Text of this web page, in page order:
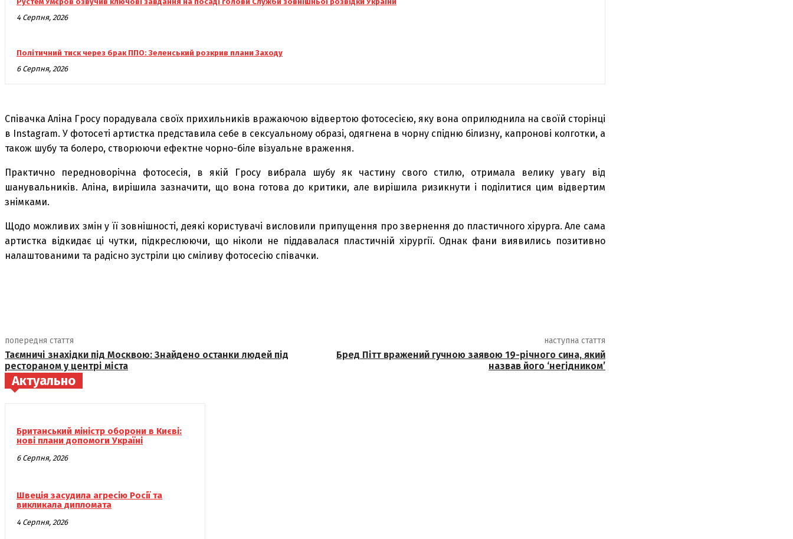
4 Серпня, 2026
Політичний тиск через брак ППО: Зеленський розкрив плани Заходу
6 Серпня, 2026
Співачка Аліна Гросу порадувала своїх прихильників вражаючою відвертою фотосесією, яку вона оприлюднила на своїй сторінці
в Instagram. У фотосеті артистка представила себе в сексуальному образі, одягнена в чорну спідню білизну, капронові колготки, а
також шубу та болеро, створюючи ефектне чорно-біле візуальне враження.
Практично передноворічна фотосесія, в якій Гросу вибрала шубу як частину свого стилю, отримала велику увагу від
шанувальників. Аліна, вирішила зазначити, що вона готова до критики, але вирішила ризикнути і поділитися цим відвертим
знімками.
Щодо можливих змін у її зовнішності, деякі користувачі висловили припущення про звернення до пластичного хірурга. Але сама
артистка відкидає ці чутки, підкреслюючи, що ніколи не піддавалася пластичній хірургії. Однак фани виявились позитивно
налаштованими та радісно зустріли цю сміливу фотосесію співачки.
попередня стаття
Таємничі знахідки під Москвою: Знайдено останки людей під
рестораном у центрі міста
наступна стаття
Бред Пітт вражений гучною заявою 19-річного сина, який
назвав його ‘негідником’
Актуально
Британський міністр оборони в Києві:
нові плани допомоги Україні
6 Серпня, 2026
Швеція засудила агресію Росії та
викликала дипломата
4 Серпня, 2026